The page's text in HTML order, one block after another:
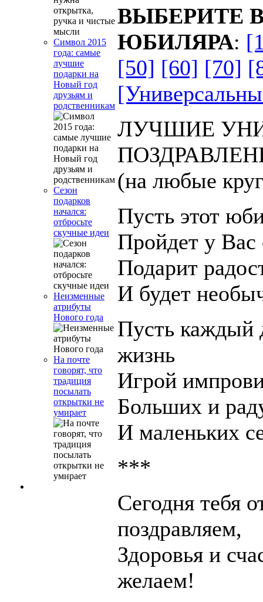
Символ 2015
года: самые
лучшие
подарки на
Новый год
друзьям и
родственникам
Сезон
подарков
начался:
отбросьте
скучные идеи
Неизменные
атрибуты
Нового года
На почте
говорят, что
традиция
посылать
открытки не
умирает
ВЫБЕРИТЕ
ЮБИЛЯРА:
[50] [60] [70]
ЛУЧШИЕ
(на любые
Пусть этот
Пройдет у Вас
Подарит
И будет
Пусть каждый
жизнь
Игрой
Больших и
И маленьких
***
Сегодня тебя
поздравляем,
Здоровья и
желаем!